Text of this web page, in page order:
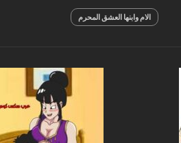
الام وابنها العشق المحرم